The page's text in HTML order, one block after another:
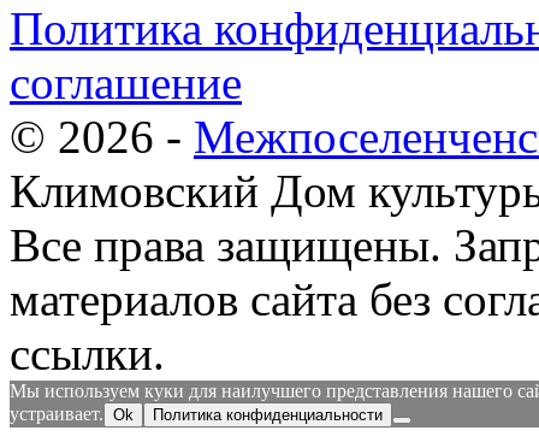
Политика
соглашение
© 2026 -
Климовский Дом
Все права защищены.
материалов сайта без
ссылки.
Мы используем куки для наилучшего представления нашего
устраивает. Ok Политика конфиденциальности